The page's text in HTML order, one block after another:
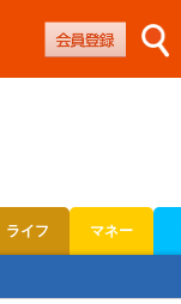
ライフ マネー